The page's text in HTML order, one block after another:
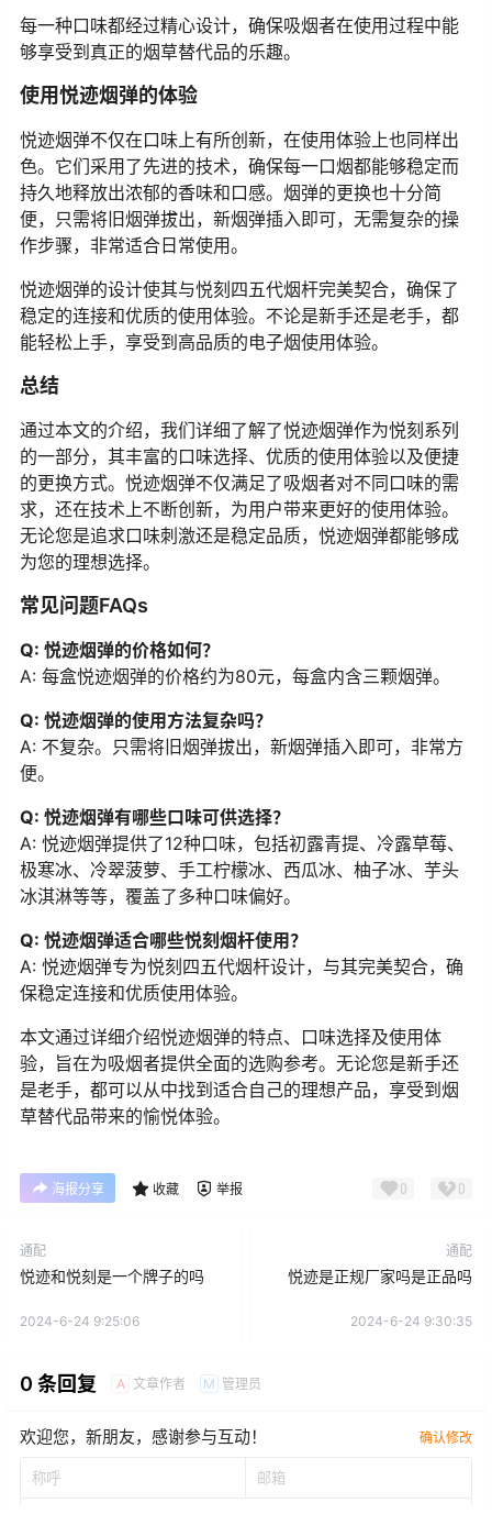
每一种口味都经过精心设计，确保吸烟者在使用过程中能
够享受到真正的烟草替代品的乐趣。
使用悦迹烟弹的体验
悦迹烟弹不仅在口味上有所创新，在使用体验上也同样出
色。它们采用了先进的技术，确保每一口烟都能够稳定而
持久地释放出浓郁的香味和口感。烟弹的更换也十分简
便，只需将旧烟弹拔出，新烟弹插入即可，无需复杂的操
作步骤，非常适合日常使用。
悦迹烟弹的设计使其与悦刻四五代烟杆完美契合，确保了
稳定的连接和优质的使用体验。不论是新手还是老手，都
能轻松上手，享受到高品质的电子烟使用体验。
总结
通过本文的介绍，我们详细了解了悦迹烟弹作为悦刻系列
的一部分，其丰富的口味选择、优质的使用体验以及便捷
的更换方式。悦迹烟弹不仅满足了吸烟者对不同口味的需
求，还在技术上不断创新，为用户带来更好的使用体验。
无论您是追求口味刺激还是稳定品质，悦迹烟弹都能够成
为您的理想选择。
常见问题FAQs
Q: 悦迹烟弹的价格如何？
A: 每盒悦迹烟弹的价格约为80元，每盒内含三颗烟弹。
Q: 悦迹烟弹的使用方法复杂吗？
A: 不复杂。只需将旧烟弹拔出，新烟弹插入即可，非常方
便。
Q: 悦迹烟弹有哪些口味可供选择？
A: 悦迹烟弹提供了12种口味，包括初露青提、冷露草莓、
极寒冰、冷翠菠萝、手工柠檬冰、西瓜冰、柚子冰、芋头
冰淇淋等等，覆盖了多种口味偏好。
Q: 悦迹烟弹适合哪些悦刻烟杆使用？
A: 悦迹烟弹专为悦刻四五代烟杆设计，与其完美契合，确
保稳定连接和优质使用体验。
本文通过详细介绍悦迹烟弹的特点、口味选择及使用体
验，旨在为吸烟者提供全面的选购参考。无论您是新手还
是老手，都可以从中找到适合自己的理想产品，享受到烟
草替代品带来的愉悦体验。
海报分享 收藏 举报 0 0
通配
悦迹和悦刻是一个牌子的吗
2024-6-24 9:25:06
通配
悦迹是正规厂家吗是正品吗
2024-6-24 9:30:35
0 条回复 A 文章作者 M 管理员
欢迎您，新朋友，感谢参与互动！ 确认修改